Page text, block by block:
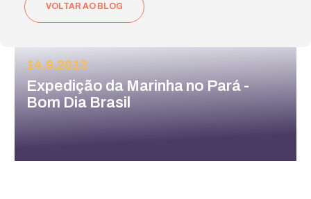
VOLTAR AO BLOG
14.9.2013
Expedição da Marinha no Pará -
Bom Dia Brasil